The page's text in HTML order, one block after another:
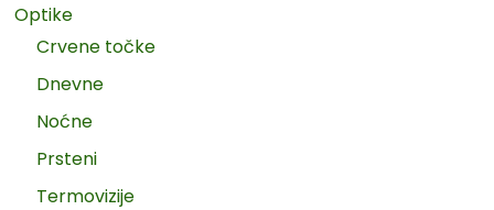
Optike
Crvene točke
Dnevne
Noćne
Prsteni
Termovizije